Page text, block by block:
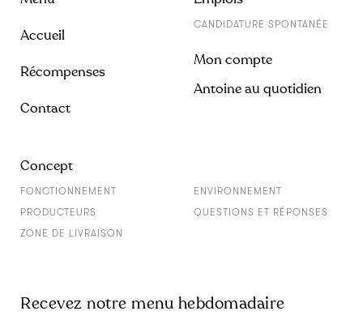
Accueil
Récompenses
Contact
CANDIDATURE SPONTANÉE
Mon compte
Antoine au quotidien
Concept
FONCTIONNEMENT
ENVIRONNEMENT
PRODUCTEURS
QUESTIONS ET RÉPONSES
ZONE DE LIVRAISON
Recevez notre menu hebdomadaire